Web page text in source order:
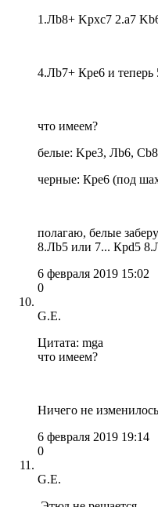
1.Лb8+ Kpxc7 2.a7
4.Лb7+ Кре6 и
что имеем?
белые: Kpe3, Лb6,
черные: Крe6 (под
полагаю, белые
8.Лb5 или 7... Крd5
6 февраля 2019 15:02
0
G.E.
Цитата: mga
что имеем?
Ничего не
6 февраля 2019 19:14
0
G.E.